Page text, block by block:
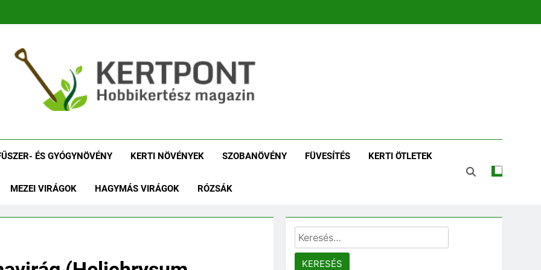
Növényhatározó
ÉS GYÓGYNÖVÉNY KERTI NÖVÉNYEK SZOBANÖVÉNY FÜVESÍTÉS KERTI ÖTLETEK
MEZEI VIRÁGOK HAGYMÁS VIRÁGOK RÓZSÁK
Keresés: